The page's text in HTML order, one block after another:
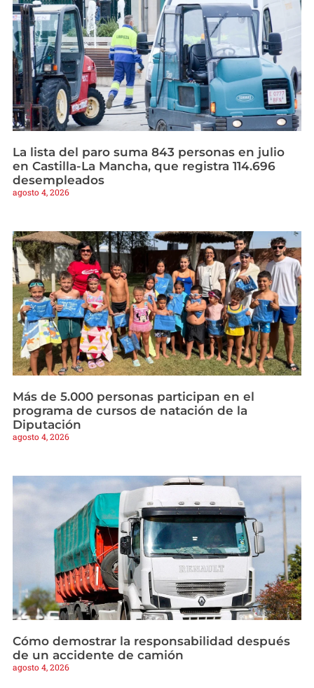
La lista del paro suma 843 personas en julio
en Castilla-La Mancha, que registra 114.696
desempleados
agosto 4, 2026
Más de 5.000 personas participan en el
programa de cursos de natación de la
Diputación
agosto 4, 2026
Cómo demostrar la responsabilidad después
de un accidente de camión
agosto 4, 2026